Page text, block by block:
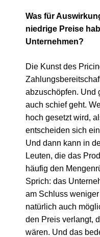
Was für
niedrige Preise
Unternehmen?
Die Kunst des
abzuschöpfen. Und
auch schief geht.
hoch gesetzt wird,
entscheiden sich
Und dann kann in
Leuten, die das
häufig den
Sprich: das
am Schluss
natürlich auch
den Preis verlangt,
wären. Und das